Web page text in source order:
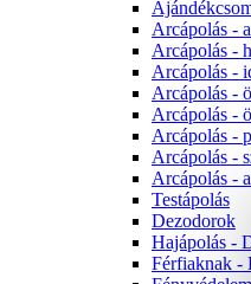
Arcápolás -
Arcápolás -
Arcápolás -
Arcápolás -
Arcápolás -
Arcápolás -
Arcápolás -
Arcápolás -
Testápolás
Dezodorok
Hajápolás -
Férfiaknak -